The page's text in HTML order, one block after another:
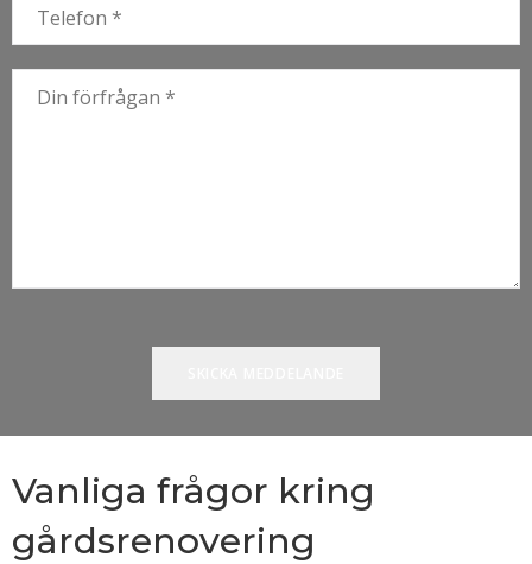
Vanliga frågor kring
gårdsrenovering